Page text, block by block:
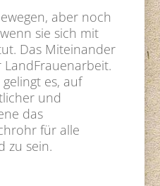
aber noch
sie sich mit
Das Miteinander
LandFrauenarbeit.
es, auf
und
das
für alle
zu sein.